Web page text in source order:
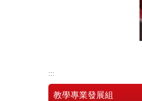
:::
教學專業發展組